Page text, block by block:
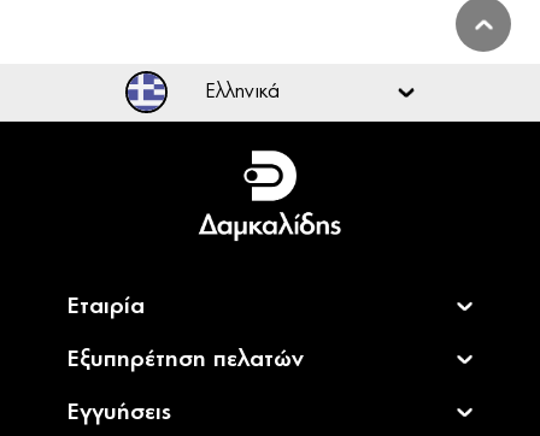
Ελληνικά
Ελληνικά
English
Εταιρία
Εξυπηρέτηση πελατών
Εγγυήσεις